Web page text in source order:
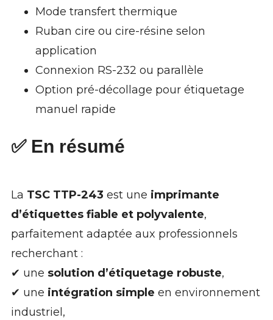
Mode transfert thermique
Ruban cire ou cire-résine selon
application
Connexion RS-232 ou parallèle
Option pré-décollage pour étiquetage
manuel rapide
✅ En résumé
La TSC TTP-243 est une imprimante
d’étiquettes fiable et polyvalente,
parfaitement adaptée aux professionnels
recherchant :
✔ une solution d’étiquetage robuste,
✔ une intégration simple en environnement
industriel,